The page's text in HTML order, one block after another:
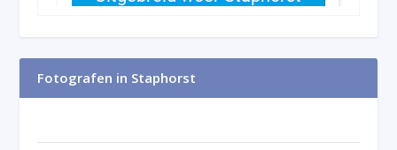
Fotografen in Staphorst